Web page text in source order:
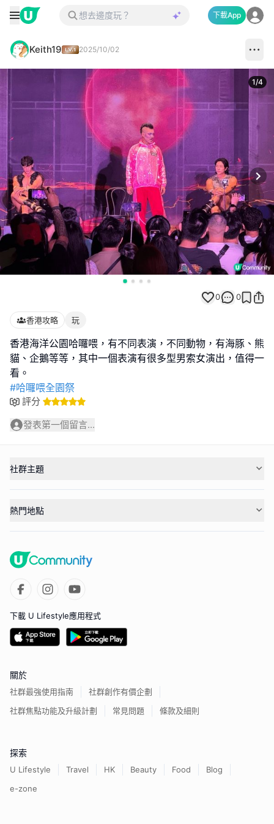
下載App
Keith19 2025/10/02
1/4
0 0
香港攻略 玩
香港海洋公園哈囉喂，有不同表演，不同動物，有海豚、熊
貓、企鵝等等，其中一個表演有很多型男索女演出，值得一
#哈囉喂全園祭
評分
發表第一個留言...
社群主題
熱門地點
下載 U Lifestyle應用程式
關於
社群最強使用指南
社群創作有價企劃
社群焦點功能及升級計劃
常見問題 條款及細則
探索
U Lifestyle Travel HK Beauty Food
Blog
e-zone